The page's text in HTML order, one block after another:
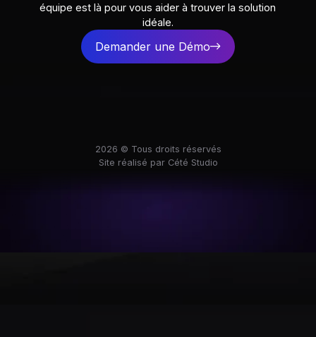
équipe est là pour vous aider à trouver la solution
idéale.
Demander une Démo
2026 © Tous droits réservés
Site réalisé par Cété Studio